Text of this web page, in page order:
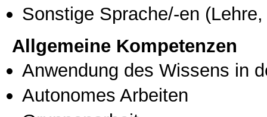
Sonstige Sprache/-en
Allgemeine Kompetenzen
Anwendung des Wissens in
Autonomes Arbeiten